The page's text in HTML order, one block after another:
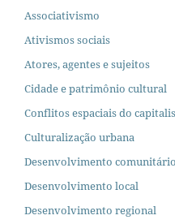
Associativismo
Ativismos sociais
Atores, agentes e sujeitos
Cidade e patrimônio cultural
Conflitos espaciais do
Culturalização urbana
Desenvolvimento comunitário
Desenvolvimento local
Desenvolvimento regional